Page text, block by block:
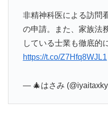
非精神科医による訪問
の申請。また、家族法
している士業も徹底的
https://t.co/Z7Hfq8WJL1
— 🎄はさみ